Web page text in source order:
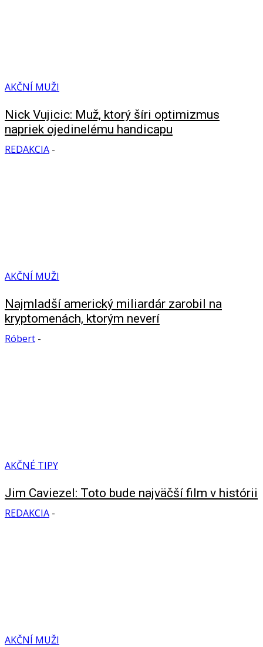
AKČNÍ MUŽI
Nick Vujicic: Muž, ktorý šíri optimizmus
napriek ojedinelému handicapu
REDAKCIA -
AKČNÍ MUŽI
Najmladší americký miliardár zarobil na
kryptomenách, ktorým neverí
Róbert -
AKČNÉ TIPY
Jim Caviezel: Toto bude najväčší film v histórii
REDAKCIA -
AKČNÍ MUŽI